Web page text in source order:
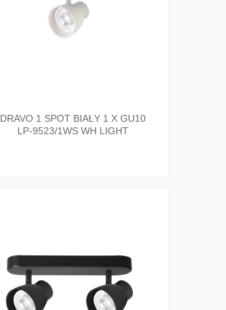
DRAVO 1 SPOT BIAŁY 1 X GU10
LP-9523/1WS WH LIGHT